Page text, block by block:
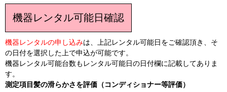
機器レンタル可能日確認
機器レンタルの申し込みは、上記レンタル可能日をご確認頂き、そ
の日付を選択した上で申込が可能です。
機器レンタル可能台数もレンタル可能日の日付欄に記載してありま
す。
測定項目髪の滑らかさを評価（コンディショナー等評価）